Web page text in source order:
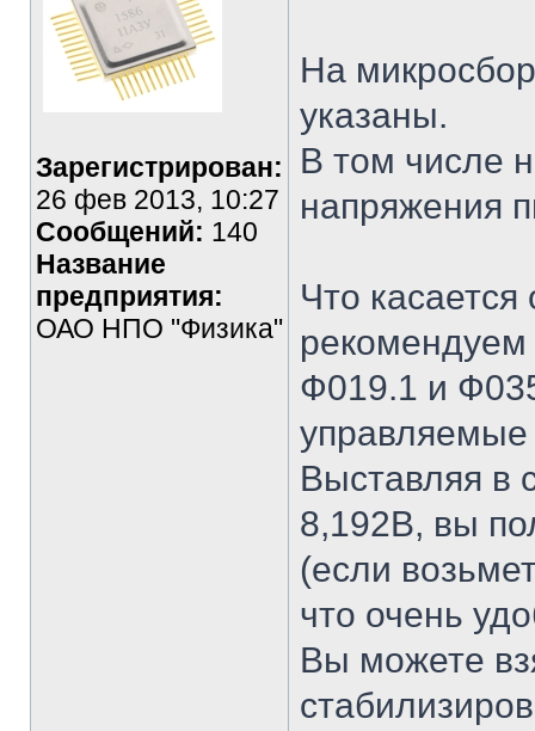
Зарегистрирован:
26 фев 2013, 10:27
Сообщений: 140
Название
предприятия:
ОАО НПО "Физика"
На
указаны.
В том числе
напряжения
Что
рекомендуем
Ф019.1 и
управляемые
Выставляя в
8,192В, вы
(если
что очень
Вы можете